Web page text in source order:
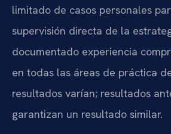
limitado de casos personales
supervisión directa de la
documentado experiencia
en todas las áreas de práctica
resultados varían; resultados
garantizan un resultado similar.